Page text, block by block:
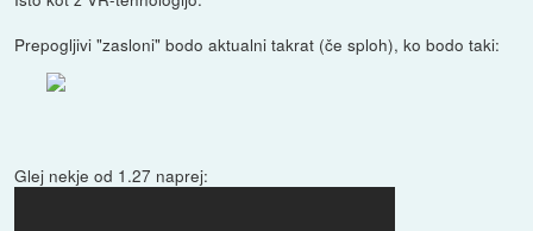
Prepogljivi "zasloni" bodo aktualni takrat (če sploh), ko bodo taki:
Glej nekje od 1.27 naprej: